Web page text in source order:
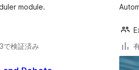
module.
で検証済み